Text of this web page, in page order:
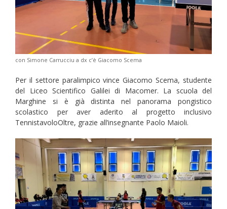
con Simone Carrucciu a dx c’è Giacomo Scema
Per il settore paralimpico vince Giacomo Scema, studente
del Liceo Scientifico Galilei di Macomer. La scuola del
Marghine si è già distinta nel panorama pongistico
scolastico per aver aderito al progetto inclusivo
TennistavoloOltre, grazie all’insegnante Paolo Maioli.